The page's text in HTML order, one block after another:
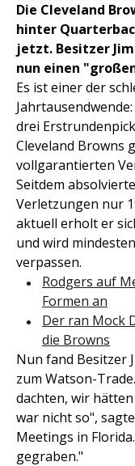
Die Cleveland
hinter
jetzt. Besitzer
nun einen
Es ist einer der
drei
Cleveland Browns
vollgarantierten
Seitdem
Verletzungen nur
aktuell erholt er
und wird
verpassen.
Rodgers auf
Formen an
Der ran Mock
die Browns
Nun fand Besitzer
zum Watson-
dachten, wir
war nicht so",
Meetings in
gegraben."